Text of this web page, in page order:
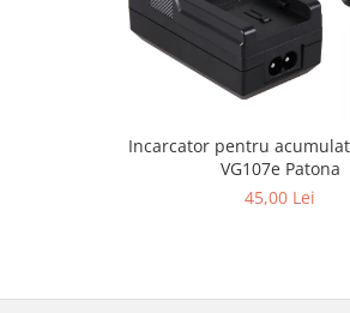
Telefoane mobile
Custi aparate foto-video
Telefoane mobileIncarcator pentru
VG107e Patona
45,00 Lei